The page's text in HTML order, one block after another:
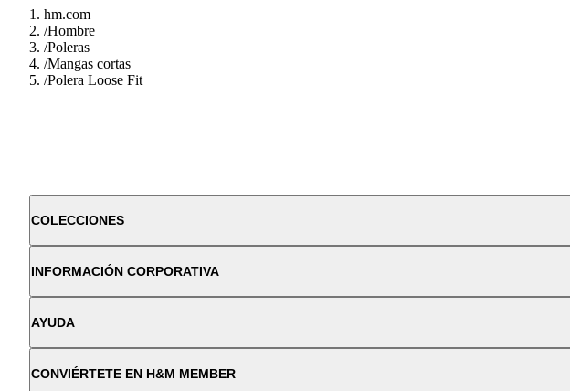
hm.com
/Hombre
/Poleras
/Mangas cortas
/Polera Loose Fit
COLECCIONES
INFORMACIÓN CORPORATIVA
AYUDA
CONVIÉRTETE EN H&M MEMBER